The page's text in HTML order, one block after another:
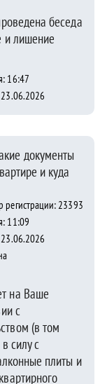
беседа
и лишение
16:47
документы
и куда
регистрации: 23393
11:09
на Ваше
с
(в том
силу с
плиты и